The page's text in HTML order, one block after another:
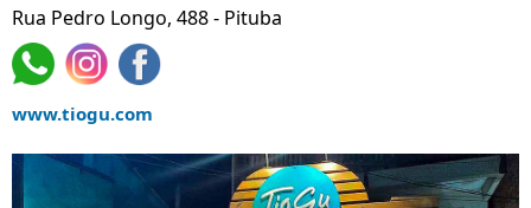
Rua Pedro Longo, 488 - Pituba
www.tiogu.com